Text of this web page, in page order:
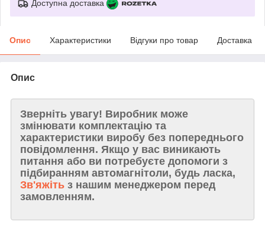
Доступна доставка
Опис Характеристики Відгуки про товар Доставка
Опис
Зверніть увагу! Виробник може
змінювати комплектацію та
характеристики виробу без попереднього
повідомлення. Якщо у вас виникають
питання або ви потребуєте допомоги з
підбиранням автомагнітоли, будь ласка,
Зв'яжіть з нашим менеджером перед
замовленням.